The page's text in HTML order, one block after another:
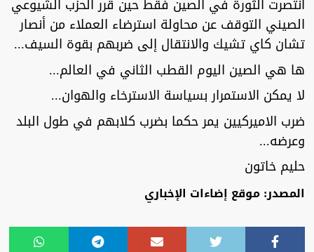
انتصرت الثورة في الصين فقط حين قرر الحزب الشيوعي
الصيني التوقف عن محاولة استرضاء العملاء من أنصار
تشان كاي تشيك والانتقال إلى ضربهم بقوة السيف...
ها هي الصين اليوم القطب الثاني في العالم...
لا يمكن الاستمرار بسياسة الاسترخاء والهوان...
ضرب الاميركيين يمر حكما بضرب كلابهم في طول البلد
وعرضه...
حليم خاتون
المصدر: موقع إضاءات الإخباري